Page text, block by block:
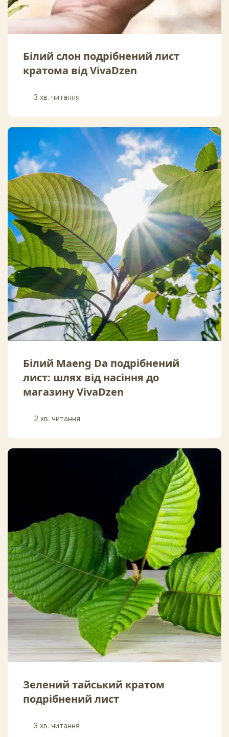
Білий слон подрібнений лист
кратома від VivaDzen
3 хв. читання
Білий Maeng Da подрібнений
лист: шлях від насіння до
магазину VivaDzen
2 хв. читання
Зелений тайський кратом
подрібнений лист
3 хв. читання